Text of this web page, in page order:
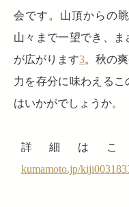
会です。山頂からの
山々まで一望でき、
が広がります3。秋の
力を存分に味わえる
はいかがでしょうか。
詳細は
kumamoto.jp/